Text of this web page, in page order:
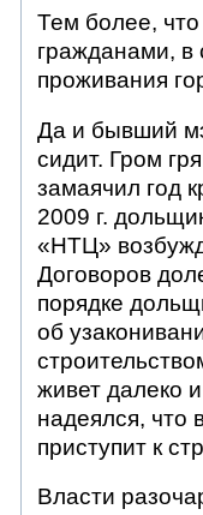
Тем более,
гражданами, в
проживания
Да и бывший
сидит. Гром
замаячил год
2009 г.
«НТЦ»
Договоров
порядке
об
живет далеко
надеялся, что
приступит к
Власти